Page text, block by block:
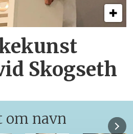
Skogseth
om navn